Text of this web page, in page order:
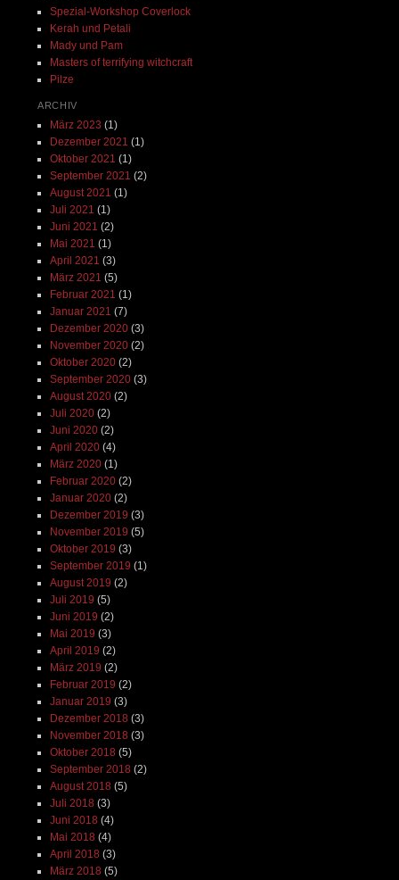
Spezial-Workshop Coverlock
Kerah und Petali
Mady und Pam
Masters of terrifying witchcraft
Pilze
ARCHIV
März 2023 (1)
Dezember 2021 (1)
Oktober 2021 (1)
September 2021 (2)
August 2021 (1)
Juli 2021 (1)
Juni 2021 (2)
Mai 2021 (1)
April 2021 (3)
März 2021 (5)
Februar 2021 (1)
Januar 2021 (7)
Dezember 2020(3)
November 2020(2)
Oktober 2020(2)
September 2020(3)
August 2020(2)
Juli 2020(2)
Juni 2020(2)
April 2020(4)
März 2020(1)
Februar 2020(2)
Januar 2020(2)
Dezember 2019 (3)
November 2019 (5)
Oktober 2019 (3)
September 2019 (1)
August 2019 (2)
Juli 2019 (5)
Juni 2019 (2)
Mai 2019 (3)
April 2019 (2)
März 2019 (2)
Februar 2019 (2)
Januar 2019 (3)
Dezember 2018 (3)
November 2018 (3)
Oktober 2018 (5)
September 2018 (2)
August 2018 (5)
Juli 2018 (3)
Juni 2018 (4)
Mai 2018 (4)
April 2018 (3)
März 2018 (5)